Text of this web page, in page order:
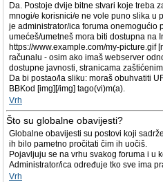
Da. Postoje dvije bitne stvari koje treba
mnogi/e korisnici/e ne vole puno slika u
je administrator/ica foruma onemogućio
umećeš/umetneš mora biti dostupna na
https://www.example.com/my-picture.gif
računalu - osim ako imaš webserver
dostupne javnosti, stranicama
Da bi postao/la sliku: moraš obuhvatiti
BBKod [img][/img] tago(vi)m(a).
Vrh
Što su globalne obavijesti?
Globalne obavijesti su postovi koji
ih bilo pametno pročitati čim ih uočiš.
Pojavljuju se na vrhu svakog foruma i u
Administrator/ica određuje tko sve ima
Vrh